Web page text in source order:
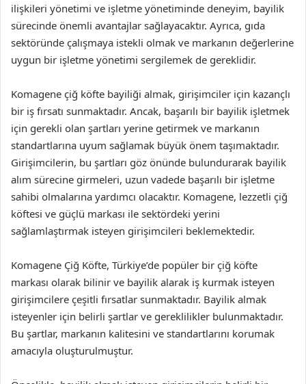
ilişkileri yönetimi ve işletme yönetiminde deneyim, bayilik
sürecinde önemli avantajlar sağlayacaktır. Ayrıca, gıda
sektöründe çalışmaya istekli olmak ve markanın değerlerine
uygun bir işletme yönetimi sergilemek de gereklidir.
Komagene çiğ köfte bayiliği almak, girişimciler için kazançlı
bir iş fırsatı sunmaktadır. Ancak, başarılı bir bayilik işletmek
için gerekli olan şartları yerine getirmek ve markanın
standartlarına uyum sağlamak büyük önem taşımaktadır.
Girişimcilerin, bu şartları göz önünde bulundurarak bayilik
alım sürecine girmeleri, uzun vadede başarılı bir işletme
sahibi olmalarına yardımcı olacaktır. Komagene, lezzetli çiğ
köftesi ve güçlü markası ile sektördeki yerini
sağlamlaştırmak isteyen girişimcileri beklemektedir.
Komagene Çiğ Köfte, Türkiye’de popüler bir çiğ köfte
markası olarak bilinir ve bayilik alarak iş kurmak isteyen
girişimcilere çeşitli fırsatlar sunmaktadır. Bayilik almak
isteyenler için belirli şartlar ve gereklilikler bulunmaktadır.
Bu şartlar, markanın kalitesini ve standartlarını korumak
amacıyla oluşturulmuştur.